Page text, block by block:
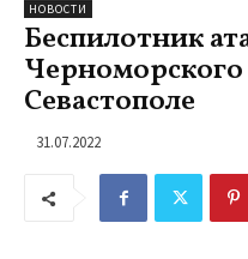
НОВОСТИ
Беспилотник
Севастополе
31.07.2022